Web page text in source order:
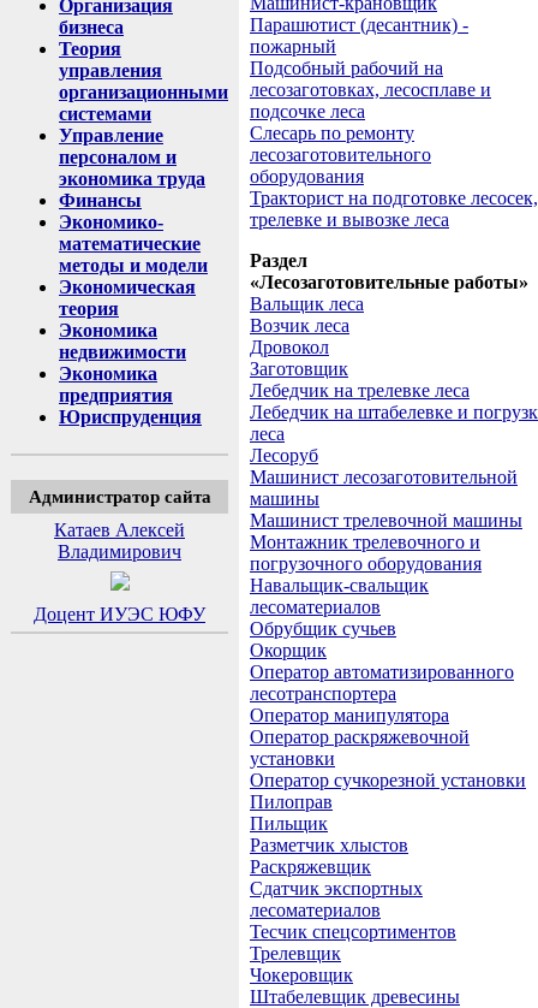
Организация
бизнеса
Теория
управления
организационными
системами
Управление
персоналом и
экономика труда
Финансы
Экономико-
математические
методы и модели
Экономическая
теория
Экономика
недвижимости
Экономика
предприятия
Юриспруденция
Администратор сайта
Катаев Алексей
Владимирович
Доцент ИУЭС ЮФУ
Парашютист (десантник) -
пожарный
Подсобный рабочий на
лесозаготовках, лесосплаве и
подсочке леса
Слесарь по ремонту
лесозаготовительного
оборудования
Тракторист на подготовке лесосек,
трелевке и вывозке леса
Раздел
«Лесозаготовительные работы»
Вальщик леса
Возчик леса
Дровокол
Заготовщик
Лебедчик на трелевке леса
Лебедчик на штабелевке и
леса
Лесоруб
Машинист лесозаготовительной
машины
Машинист трелевочной машины
Монтажник трелевочного и
погрузочного оборудования
Навальщик-свальщик
лесоматериалов
Обрубщик сучьев
Окорщик
Оператор автоматизированного
лесотранспортера
Оператор манипулятора
Оператор раскряжевочной
установки
Оператор сучкорезной установки
Пилоправ
Пильщик
Разметчик хлыстов
Раскряжевщик
Сдатчик экспортных
лесоматериалов
Тесчик спецсортиментов
Трелевщик
Чокеровщик
Штабелевщик древесины